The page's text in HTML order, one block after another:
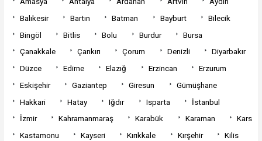
Balıkesir
Bartın Batman Bayburt
Bilecik
Bingöl
Bitlis Bolu Burdur
Bursa
Çanakkale
Çankırı Çorum Denizli
Diyarbakır
Düzce
Edirne Elazığ Erzincan
Erzurum
Eskişehir
Gaziantep Giresun
Gümüşhane
Hakkari
Hatay Iğdır Isparta
İstanbul
İzmir
Kahramanmaraş Karabük Karaman
Kars
Kastamonu
Kayseri Kırıkkale Kırşehir
Kilis